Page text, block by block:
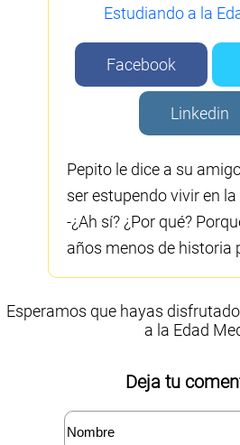
Estudiando a la
Facebook
Linkedin
Pepito le dice a su
ser estupendo vivir en
-¿Ah sí? ¿Por qué?
años menos de historia
Esperamos que hayas
a la Edad
Deja tu